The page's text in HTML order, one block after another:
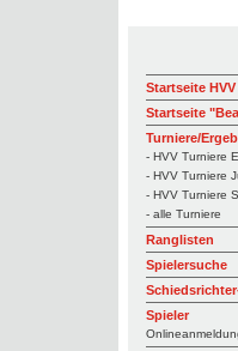
Startseite HVV
Startseite
Turniere/
- HVV Turniere
- HVV Turniere
- HVV Turniere
- alle Turniere
Ranglisten
Spielersuche
Spieler